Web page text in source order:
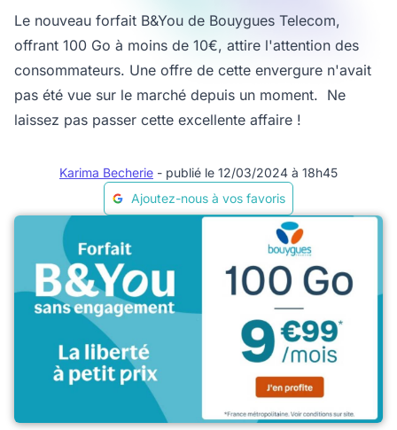
Le nouveau forfait B&You de Bouygues Telecom,
offrant 100 Go à moins de 10€, attire l'attention des
consommateurs. Une offre de cette envergure n'avait
pas été vue sur le marché depuis un moment. Ne
laissez pas passer cette excellente affaire !
Karima Becherie - publié le 12/03/2024 à 18h45
Ajoutez-nous à vos favoris